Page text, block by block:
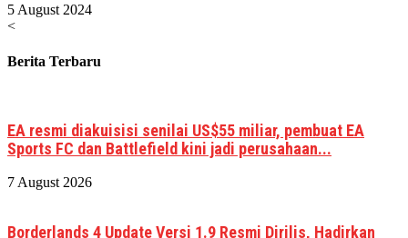
5 August 2024
<
Berita Terbaru
EA resmi diakuisisi senilai US$55 miliar, pembuat EA
Sports FC dan Battlefield kini jadi perusahaan...
7 August 2026
Borderlands 4 Update Versi 1.9 Resmi Dirilis, Hadirkan